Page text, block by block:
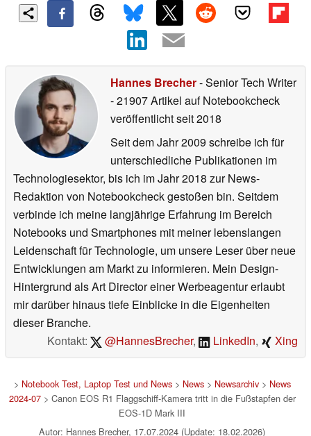
Hannes Brecher- Senior Tech Writer
- 21907 Artikel auf Notebookcheck
veröffentlichtseit 2018
Seit dem Jahr 2009 schreibe ich für
unterschiedliche Publikationen im
Technologiesektor, bis ich im Jahr 2018 zur News-
Redaktion von Notebookcheck gestoßen bin. Seitdem
verbinde ich meine langjährige Erfahrung im Bereich
Notebooks und Smartphones mit meiner lebenslangen
Leidenschaft für Technologie, um unsere Leser über neue
Entwicklungen am Markt zu informieren. Mein Design-
Hintergrund als Art Director einer Werbeagentur erlaubt
mir darüber hinaus tiefe Einblicke in die Eigenheiten
dieser Branche.
Kontakt:
@HannesBrecher, LinkedIn, Xing
> Notebook Test, Laptop Test und News> News> Newsarchiv> News
2024-07> Canon EOS R1 Flaggschiff-Kamera tritt in die Fußstapfen der
EOS-1D Mark III
Autor: Hannes Brecher, 17.07.2024 (Update: 18.02.2026)